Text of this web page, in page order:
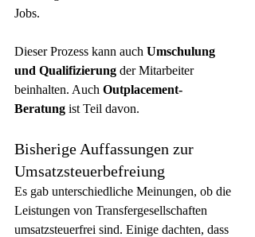
Jobs.
Dieser Prozess kann auch Umschulung
und Qualifizierung der Mitarbeiter
beinhalten. Auch Outplacement-
Beratung ist Teil davon.
Bisherige Auffassungen zur
Umsatzsteuerbefreiung
Es gab unterschiedliche Meinungen, ob die
Leistungen von Transfergesellschaften
umsatzsteuerfrei sind. Einige dachten, dass